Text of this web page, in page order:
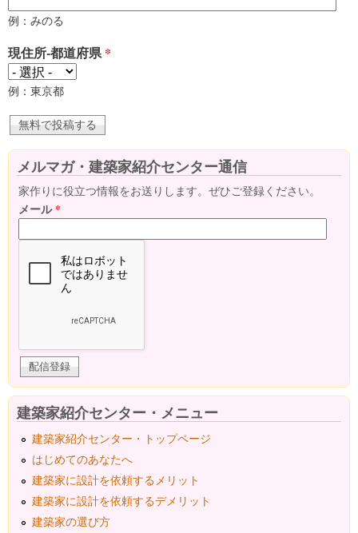
例：みのる
現住所-都道府県 *
例：東京都
メルマガ・建築家紹介センター通信
家作りに役立つ情報をお送りします。ぜひご登録ください。
メール*
建築家紹介センター・メニュー
建築家紹介センター・トップページ
はじめてのあなたへ
建築家に設計を依頼するメリット
建築家に設計を依頼するデメリット
建築家の選び方